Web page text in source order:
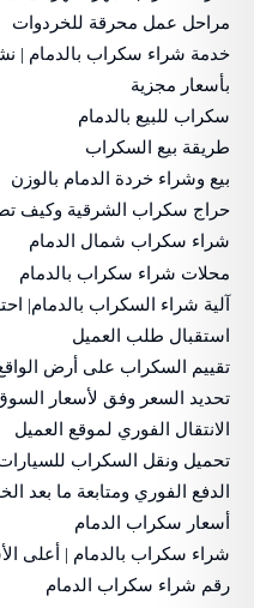
مراحل عمل محرقة للخردوات
خدمة شراء سكراب بالدمام |
بأسعار مجزية
سكراب للبيع بالدمام
طريقة بيع السكراب
بيع وشراء خردة الدمام بالوزن
حراج سكراب الشرقية وكيف
شراء سكراب شمال الدمام
محلات شراء سكراب بالدمام
آلية شراء السكراب بالدمام|
استقبال طلب العميل
تقييم السكراب على أرض
تحديد السعر وفق لأسعار السوق
الانتقال الفوري لموقع العميل
تحميل ونقل السكراب للسيارات
الدفع الفوري ومتابعة ما بعد
أسعار سكراب الدمام
شراء سكراب بالدمام | أعلى
رقم شراء سكراب الدمام